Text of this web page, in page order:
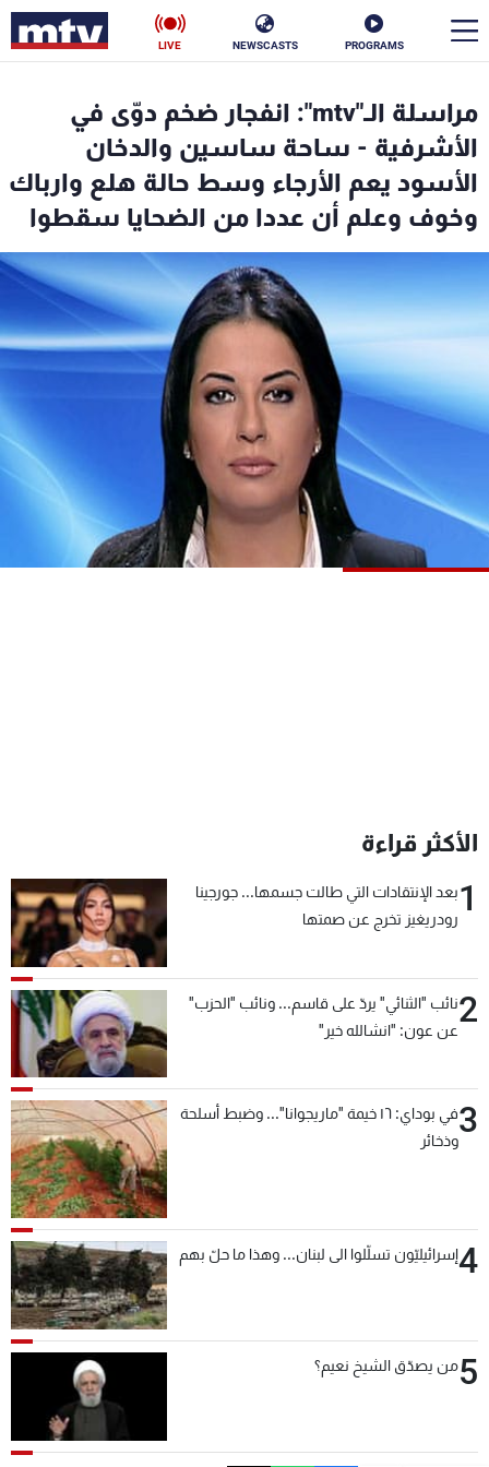
PROGRAMS
NEWSCASTS
LIVE
مراسلة الـ"mtv": انفجار ضخم دوّى في
الأشرفية - ساحة ساسين والدخان
الأسود يعم الأرجاء وسط حالة هلع وارباك
وخوف وعلم أن عددا من الضحايا سقطوا
الأكثر قراءة
1بعد الإنتقادات التي طالت جسمها... جورجينا
رودريغيز تخرج عن صمتها
2نائب "الثنائي" يردّ على قاسم... ونائب "الحزب"
عن عون: "انشالله خير"
3
في بوداي: ١٦ خيمة "ماريجوانا"... وضبط أسلحة
وذخائر
4إسرائيليّون تسلّلوا الى لبنان... وهذا ما حلّ بهم
5من يصدّق الشيخ نعيم؟
الأخبار
سياسة
إقتصاد فن
منوعات رياضة
كأس العالم
جدول البرامج
شاهد البرامج
الترددات